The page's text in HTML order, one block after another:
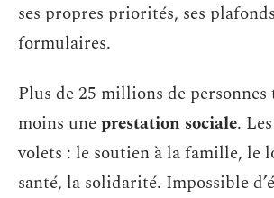
ses propres priorités, ses
formulaires.
Plus de 25 millions de personnes
moins uneprestation sociale.
volets : le soutien à la famille, le
santé, la solidarité. Impossible